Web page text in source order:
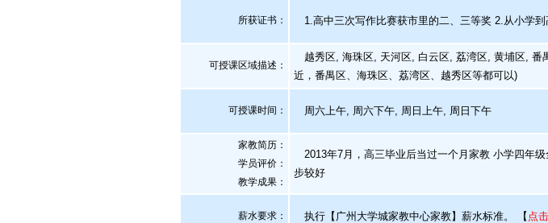
所获证书 ： 1.高中三次写作比赛获市里的二、三等奖 2.从小学
可授课区域描述：
越秀区, 海珠区, 天河区, 白云区, 荔湾区, 黄埔区, 番
近，番禺区、海珠区、荔湾区、越秀区等都可以)
可授课时间： 周六上午, 周六下午, 周日上午, 周日下午
家教简历：
学员评价：
教学成果：
2013年7月，高三毕业后当过一个月家教 小学四年
步较好
薪水要求： 执行【广州大学城家教中心家教】薪水标准。 【 点